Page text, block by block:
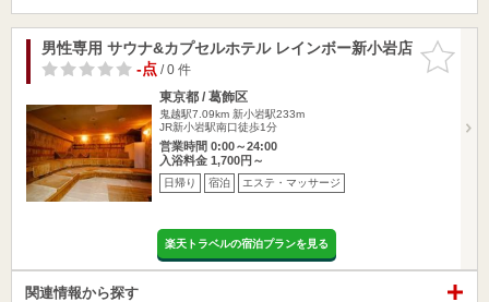
お気に入
りに追加
男性専用 サウナ&カプセルホテル レインボー新小岩店
-点/ 0 件
東京都 / 葛飾区
鬼越駅7.09km 新小岩駅233m
JR新小岩駅南口徒歩1分
営業時間 0:00～24:00
入浴料金 1,700円～
日帰り 宿泊 エステ・マッサージ
楽天トラベルの宿泊プランを見る
関連情報から探す